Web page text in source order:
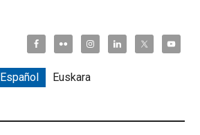
Español Euskara